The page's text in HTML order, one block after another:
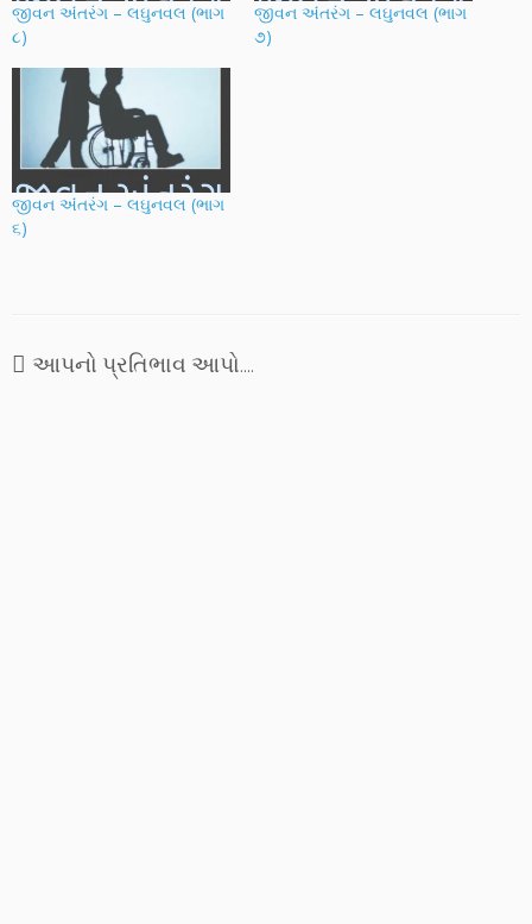
જીવન અંંતરંગ – લઘુનવલ (ભાગ
૮)
જીવન અંંતરંગ – લઘુનવલ (ભાગ
૭)
જીવન અંંતરંગ – લઘુનવલ (ભાગ
૬)
આપનો પ્રતિભાવ આપો....